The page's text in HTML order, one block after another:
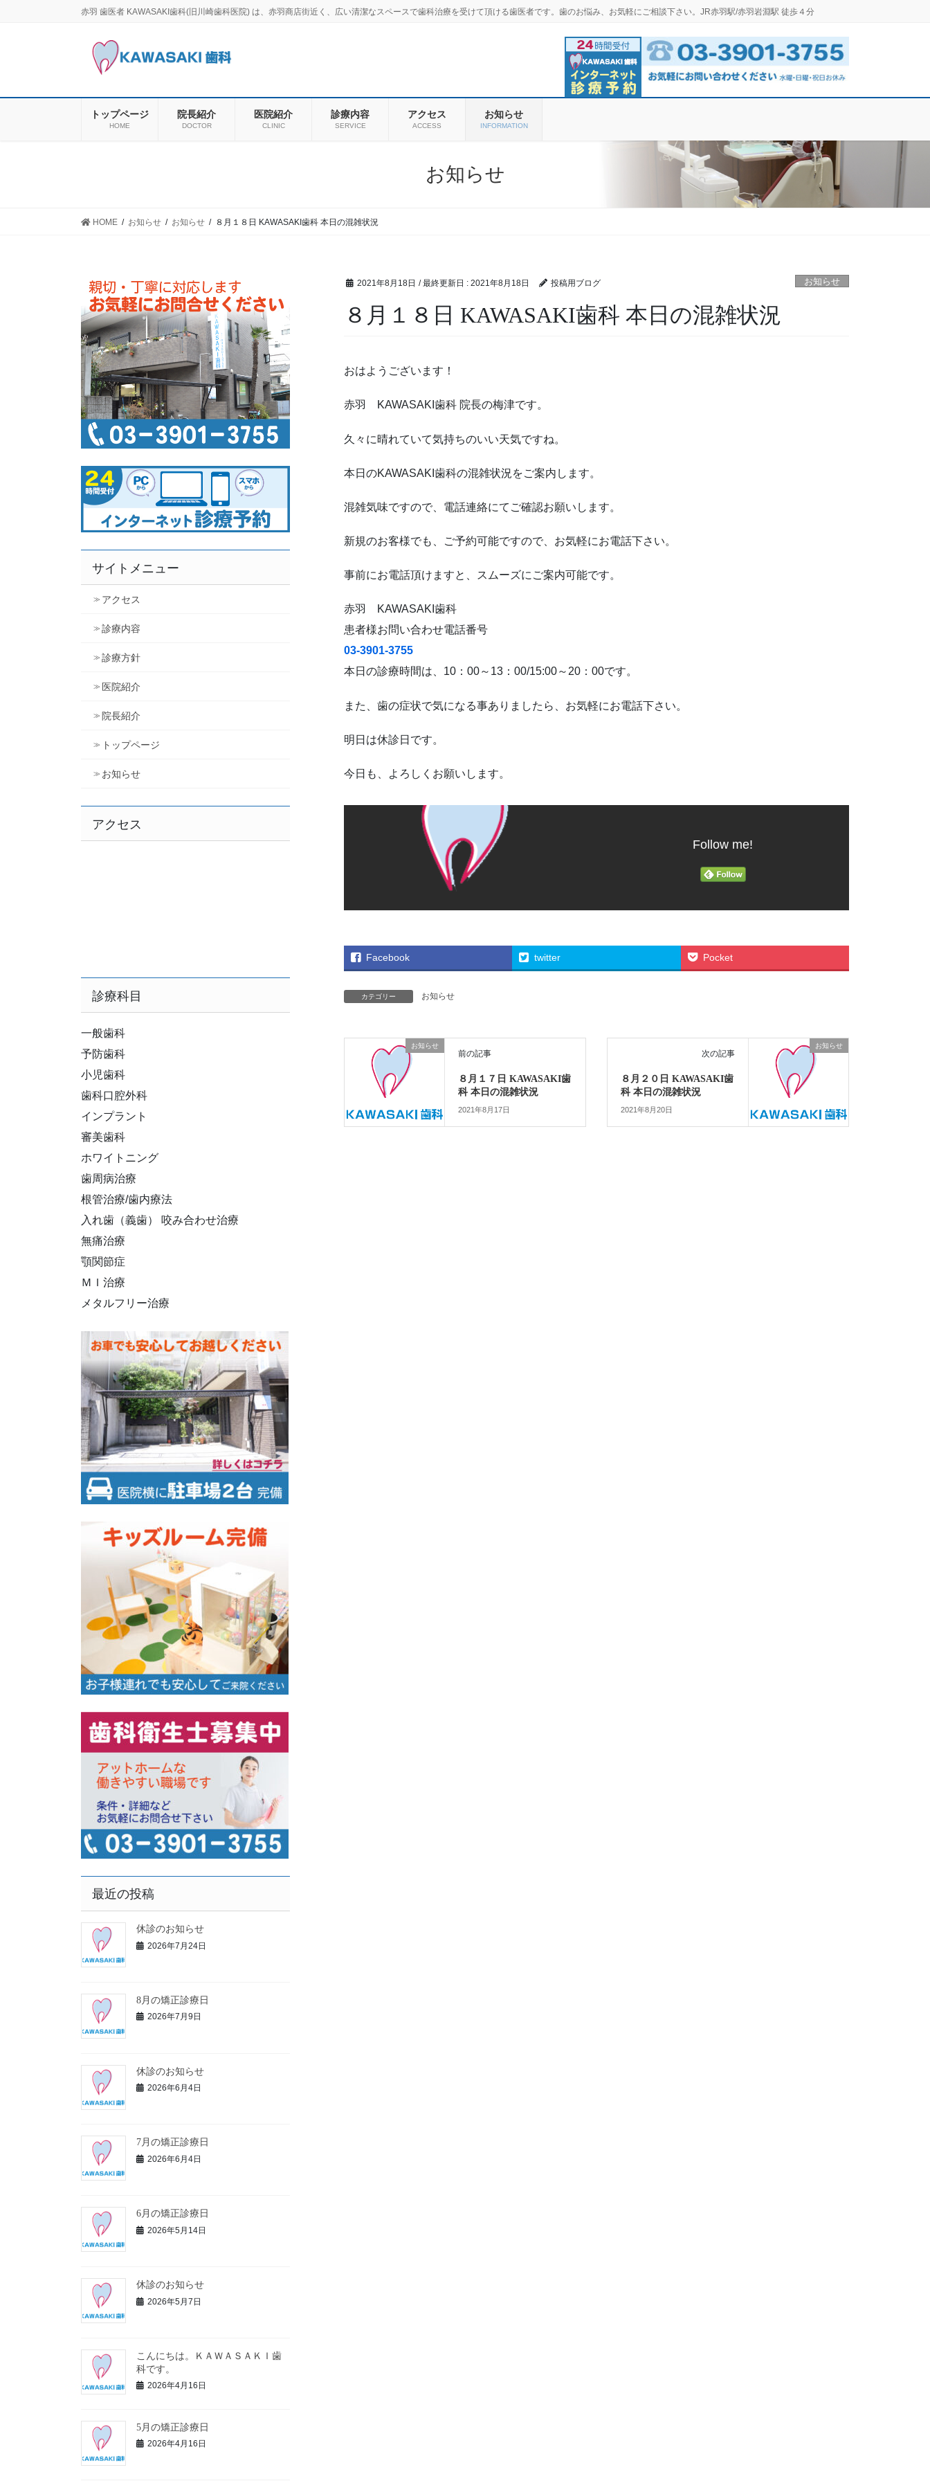
赤羽 歯医者 KAWASAKI歯科(旧川崎歯科医院) は、赤羽商店街近く、広い清潔なスペースで歯科治療を受けて頂ける歯医者です。歯のお悩み、お気軽にご相談下さい。JR赤羽駅/赤羽岩淵駅 徒歩４分
トップページ
HOME
院長紹介
DOCTOR
医院紹介
CLINIC
診療内容
SERVICE
アクセス
ACCESS
お知らせ
INFORMATION
お知らせ
HOME お知らせ お知らせ ８月１８日 KAWASAKI歯科 本日の混雑状況
2021年8月18日 / 最終更新日 : 2021年8月18日 投稿用ブログ お知らせ
８月１８日 KAWASAKI歯科 本日の混雑状況
おはようございます！
赤羽 KAWASAKI歯科 院長の梅津です。
久々に晴れていて気持ちのいい天気ですね。
本日のKAWASAKI歯科の混雑状況をご案内します。
混雑気味ですので、電話連絡にてご確認お願いします。
新規のお客様でも、ご予約可能ですので、お気軽にお電話下さい。
事前にお電話頂けますと、スムーズにご案内可能です。
赤羽 KAWASAKI歯科
患者様お問い合わせ電話番号
03-3901-3755
本日の診療時間は、10：00～13：00/15:00～20：00です。
また、歯の症状で気になる事ありましたら、お気軽にお電話下さい。
明日は休診日です。
今日も、よろしくお願いします。
Follow me!
Facebook twitter Pocket
カテゴリー お知らせ
お知らせ
前の記事
８月１７日 KAWASAKI歯
科 本日の混雑状況
2021年8月17日
お知らせ
次の記事
８月２０日 KAWASAKI歯
科 本日の混雑状況
2021年8月20日
サイトメニュー
アクセス
診療内容
診療方針
医院紹介
院長紹介
トップページ
お知らせ
アクセス
診療科目
一般歯科
予防歯科
小児歯科
歯科口腔外科
インプラント
審美歯科
ホワイトニング
歯周病治療
根管治療/歯内療法
入れ歯（義歯） 咬み合わせ治療
無痛治療
顎関節症
ＭＩ治療
メタルフリー治療
最近の投稿
休診のお知らせ
2026年7月24日
8月の矯正診療日
2026年7月9日
休診のお知らせ
2026年6月4日
7月の矯正診療日
2026年6月4日
6月の矯正診療日
2026年5月14日
休診のお知らせ
2026年5月7日
こんにちは。ＫＡＷＡＳＡＫＩ歯
科です。
2026年4月16日
5月の矯正診療日
2026年4月16日